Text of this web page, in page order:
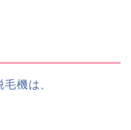
機は、